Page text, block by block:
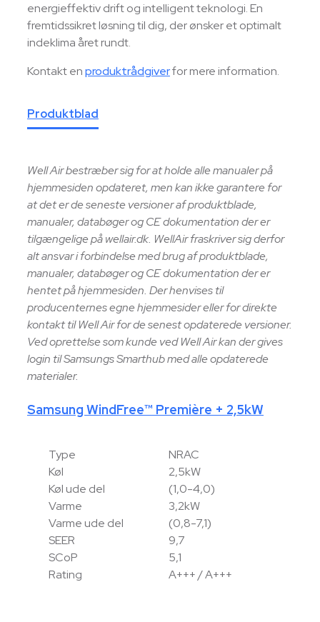
energieffektiv drift og intelligent teknologi. En
fremtidssikret løsning til dig, der ønsker et optimalt
indeklima året rundt.
Kontakt enproduktrådgiverfor mere information.
Produktblad
Well Air bestræber sig for at holde alle manualer på
hjemmesiden opdateret, men kan ikke garantere for
at det er de seneste versioner af produktblade,
manualer, databøger og CE dokumentation der er
tilgængelige på wellair.dk. WellAir fraskriver sig derfor
alt ansvar i forbindelse med brug af produktblade,
manualer, databøger og CE dokumentation der er
hentet på hjemmesiden. Der henvises til
producenternes egne hjemmesider eller for direkte
kontakt til Well Air for de senest opdaterede versioner.
Ved oprettelse som kunde ved Well Air kan der gives
login til Samsungs Smarthub med alle opdaterede
materialer.
Samsung WindFree™ Première + 2,5kW
Type
NRAC
Køl
2,5kW
Køl ude del
(1,0-4,0)
Varme
3,2kW
Varme ude del
(0,8-7,1)
SEER
9,7
SCoP
5,1
Rating
A+++ / A+++